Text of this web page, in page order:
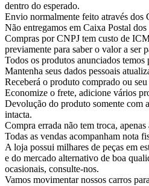
dentro do esperado.
Envio normalmente feito através dos
Não entregamos em Caixa Postal
Compras por CNPJ tem custo de
previamente para saber o valor a ser
Todos os produtos anunciados temos
Mantenha seus dados pessoais
Receberá o produto comprado ou
Economize o frete, adicione vários
Devolução do produto somente com
intacta.
Compra errada não tem troca,
Todas as vendas acompanham nota
A loja possui milhares de peças em
e do mercado alternativo de boa
ocasionais, consulte-nos.
Vamos movimentar nossos carros